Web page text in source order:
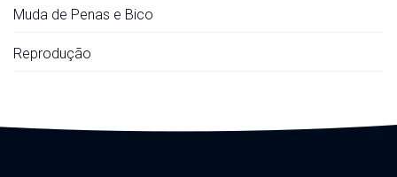
Muda de Penas e Bico
Reprodução